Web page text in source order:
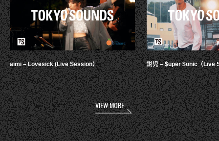
aimi – Lovesick (Live Session） 鋭児 – $uper $onic（Live
VIEW MORE